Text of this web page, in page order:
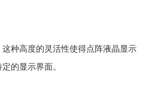
种高度的灵活性使得点阵液晶显示
的显示界面。